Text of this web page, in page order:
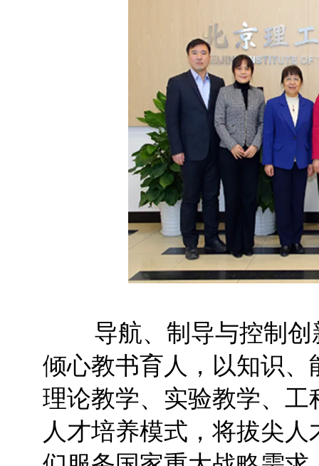
导航、制导与控制创
倾心教书育人，以知识
理论教学、实验教学、
人才培养模式，将拔尖